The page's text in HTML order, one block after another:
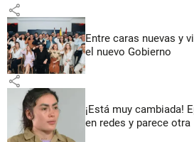
share
Entre caras nuevas y
el nuevo Gobierno
share
¡Está muy cambiada!
en redes y parece otra